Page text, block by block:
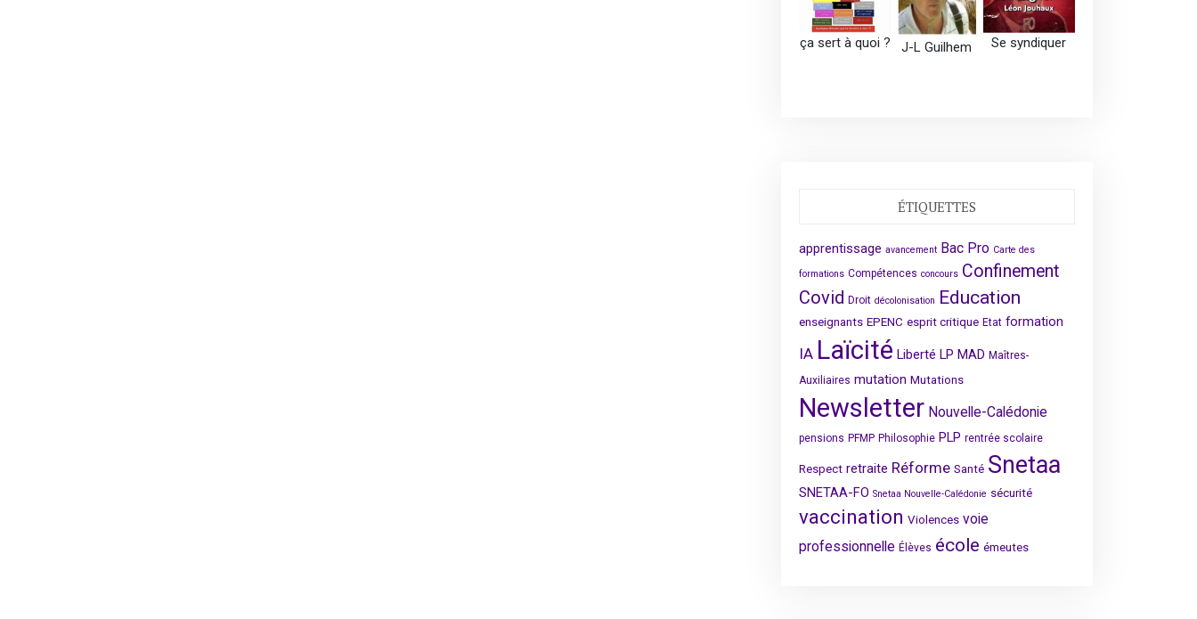
ça sert à quoi ? J-L Guilhem Se syndiquer
ÉTIQUETTES
apprentissage avancement Bac Pro Carte des
formations Compétences concours Confinement
Covid Droit décolonisation Education
enseignants EPENC esprit critique Etat formation
IA Laïcité Liberté LP MAD Maîtres-
Auxiliaires mutation Mutations
Newsletter Nouvelle-Calédonie
pensions PFMP Philosophie PLP rentrée scolaire
Respect retraite Réforme Santé Snetaa
SNETAA-FO Snetaa Nouvelle-Calédonie sécurité
vaccination Violences voie
professionnelle Élèves école émeutes